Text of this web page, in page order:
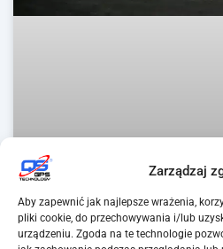
Zarządzaj
Aby zapewnić jak najlepsze wrażenia,
pliki cookie, do przechowywania i/lub
urządzeniu. Zgoda na te technologie
Co jest najważniejsze